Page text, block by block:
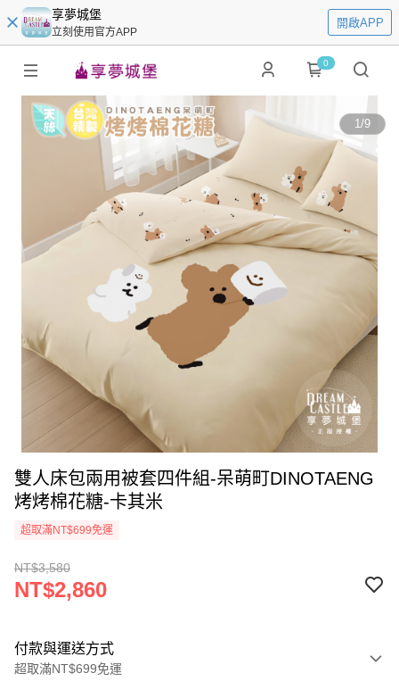
享夢城堡
立刻使用官方APP
開啟APP
0
1/9
雙人床包兩用被套四件組-呆萌町DINOTAENG
烤烤棉花糖-卡其米
超取滿NT$699免運
NT$3,580
NT$2,860
付款與運送方式
超取滿NT$699免運